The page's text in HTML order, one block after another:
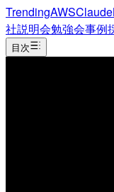
TrendingAWSClaude
社説明会勉強会事例
目次